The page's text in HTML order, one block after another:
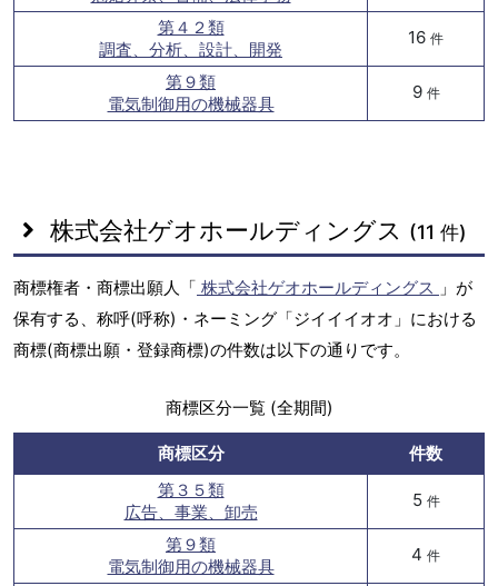
第４２類
調査、分析、設計、開発
16 件
第９類
電気制御用の機械器具
9 件
株式会社ゲオホールディングス (11 件)
商標権者・商標出願人「 株式会社ゲオホールディングス 」が
保有する、称呼(呼称)・ネーミング「ジイイイオオ」における
商標(商標出願・登録商標)の件数は以下の通りです。
商標区分一覧 (全期間)
商標区分
件数
第３５類
広告、事業、卸売
5 件
第９類
電気制御用の機械器具
4 件